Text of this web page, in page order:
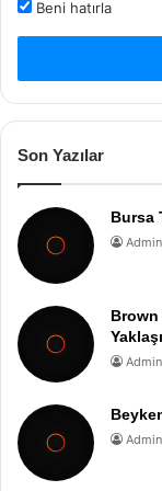
Beni hatırla
Son Yazılar
Bursa
Admin
Admin
Admin